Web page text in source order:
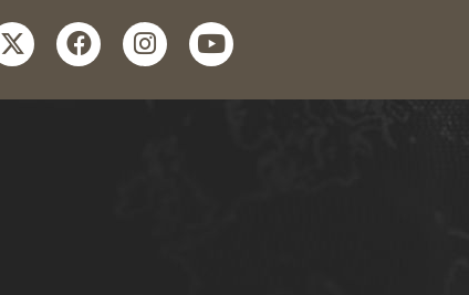
twitterfacebookinstagram
youtube